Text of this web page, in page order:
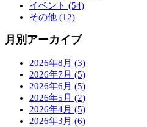
イベント (54)
その他 (12)
月別アーカイブ
2026年8月 (3)
2026年7月 (5)
2026年6月 (5)
2026年5月 (2)
2026年4月 (5)
2026年3月 (6)